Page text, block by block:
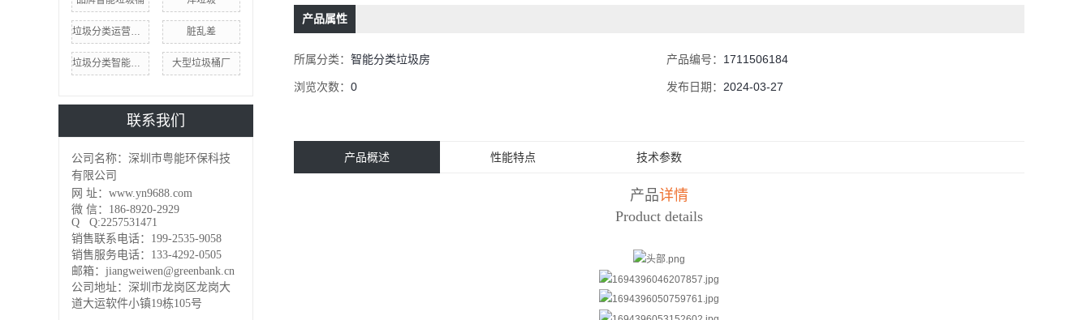
垃圾分类运营模式 脏乱差
垃圾分类智能系统 大型垃圾桶厂
联系我们
公司名称：深圳市粤能环保科技
有限公司
网 址：www.yn9688.com
微 信：186-8920-2929
Q Q:2257531471
销售联系电话：199-2535-9058
销售服务电话：133-4292-0505
邮箱：jiangweiwen@greenbank.cn
公司地址：深圳市龙岗区龙岗大
道大运软件小镇19栋105号
产品属性
所属分类：智能分类垃圾房 产品编号： 1711506184
浏览次数：0 发布日期： 2024-03-27
产品概述 性能特点 技术参数
产品详情
Product details